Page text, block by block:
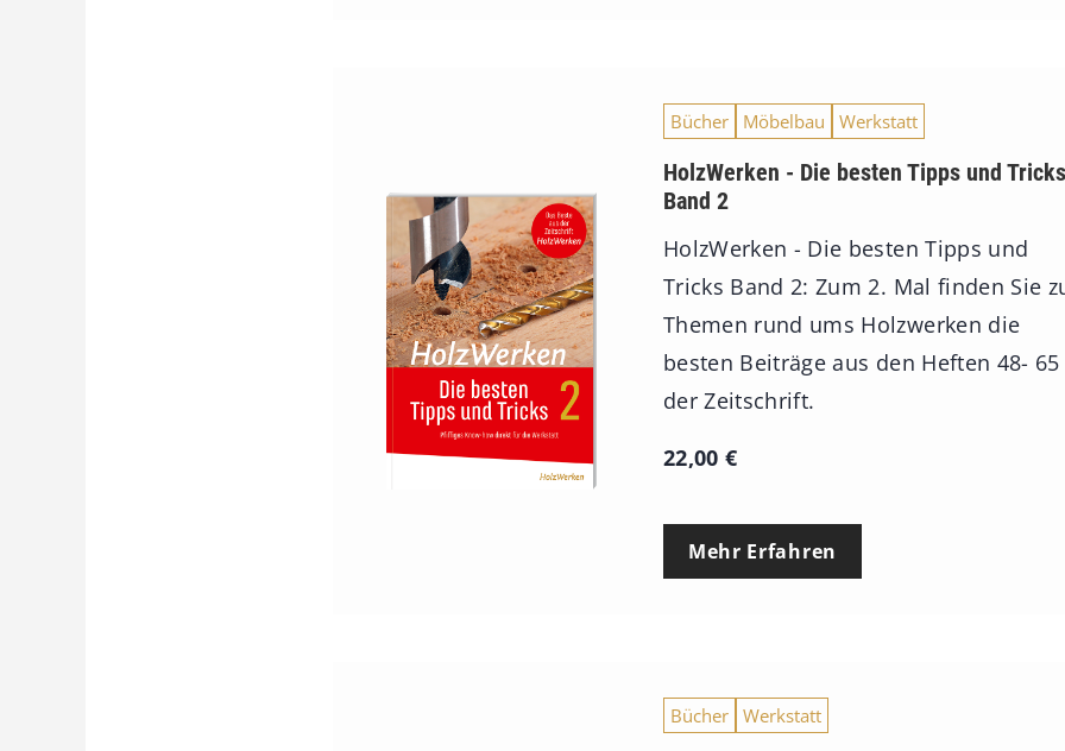
Bücher Möbelbau Werkstatt
HolzWerken - Die besten Tipps und Tricks
Band 2
HolzWerken - Die besten Tipps und
Tricks Band 2: Zum 2. Mal finden Sie
Themen rund ums Holzwerken die
besten Beiträge aus den Heften 48- 65
der Zeitschrift.
22,00 €
Mehr Erfahren
Bücher Werkstatt